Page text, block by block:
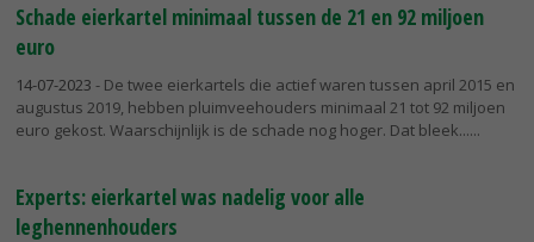
Schade eierkartel minimaal tussen de 21 en 92 miljoen
euro
14-07-2023 - De twee eierkartels die actief waren tussen april 2015 en
augustus 2019, hebben pluimveehouders minimaal 21 tot 92 miljoen
euro gekost. Waarschijnlijk is de schade nog hoger. Dat bleek...
Experts: eierkartel was nadelig voor alle
leghennenhouders